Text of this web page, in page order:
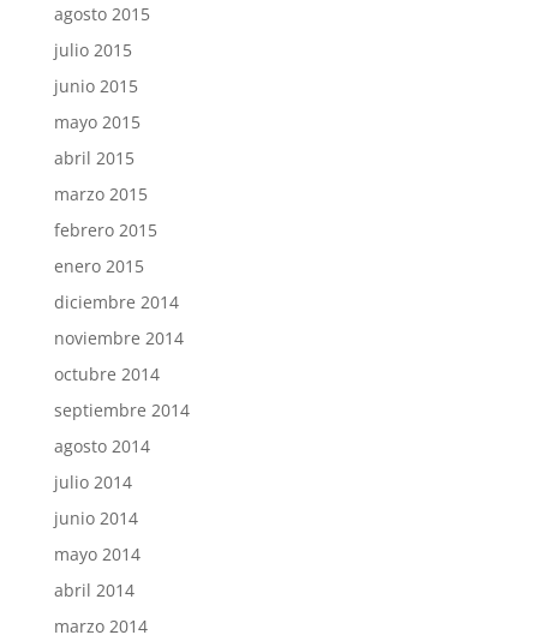
agosto 2015
julio 2015
junio 2015
mayo 2015
abril 2015
marzo 2015
febrero 2015
enero 2015
diciembre 2014
noviembre 2014
octubre 2014
septiembre 2014
agosto 2014
julio 2014
junio 2014
mayo 2014
abril 2014
marzo 2014